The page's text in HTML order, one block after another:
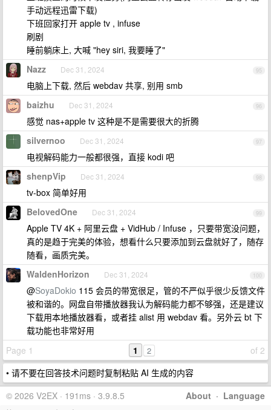
手动远程迅雷下载)
下班回家打开 apple tv , infuse
刷剧
睡前躺床上, 大喊 "hey siri, 我要睡了"
95
Nazz Dec 31, 2024
电脑上下载, 然后 webdav 共享, 别用 smb
96
baizhu Dec 31, 2024
感觉 nas+apple tv 这种是不是需要很大的折腾
97
silvernoo Dec 31, 2024
电视解码能力一般都很强，直接 kodi 吧
98
shenpVip Dec 31, 2024
tv-box 简单好用
99
BelovedOne Dec 31, 2024
Apple TV 4K + 阿里云盘 + VidHub / Infuse ，只要带宽没问题，
真的是趋于完美的体验，想看什么只要添加到云盘就好了，随存
随看，画质完美。
100
WaldenHorizon Dec 31, 2024
@SoyaDokio 115 会员的带宽很足，管的不严似乎很少反馈文件
被和谐的。网盘自带播放器我认为解码能力都不够强，还是建议
下载用本地播放器看，或者挂 alist 用 webdav 看。另外云 bt 下
载功能也非常好用
Page 1
of 2
1 2
• 请不要在回答技术问题时复制粘贴 AI 生成的内容
About · Language
© 2026 V2EX · 191ms · 3.9.8.5